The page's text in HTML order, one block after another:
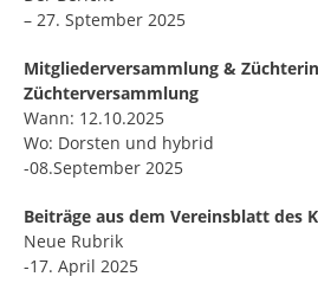
– 27. Sptember 2025
Mitgliederversammlung &
Züchterversammlung
Wann: 12.10.2025
Wo: Dorsten und hybrid
-08.September 2025
Beiträge aus dem Vereinsblatt des
Neue Rubrik
-17. April 2025